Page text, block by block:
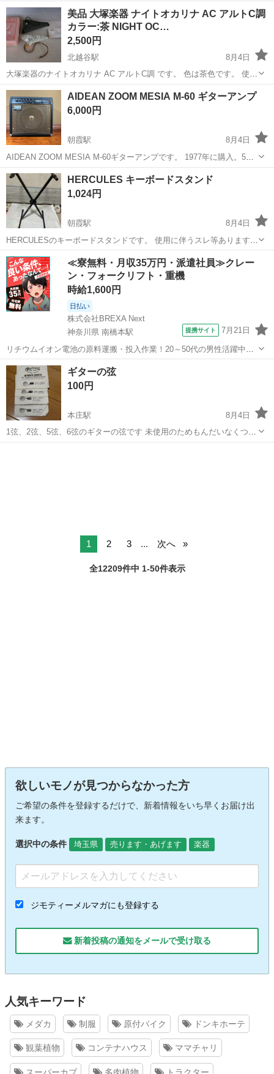
ただくとジモティー限定価格（掲載価格の10%OFF）でご購入が可能
です。 必ずご精算前にスタッフまでお伝えくださいませ。 ---------------
-...
埼玉 幸手市 アンプ サカイ
美品 大塚楽器 ナイトオカリナ AC アルトC調
カラー:茶 NIGHT OC…
2,500円
北越谷駅
8月4日
大塚楽器のナイトオカリナ AC アルトC調 です。 色は茶色です。 使用
感は無くキレイです。 箱、説明書、ケースが付属します。 ※画像を良
くご覧ください。 ※誠に勝手ながら、迅速にお取引が出来る方にお譲
りしたい...
埼玉 越谷市 北越谷駅 管楽器、笛、ハーモニカ
オカリナ
AIDEAN ZOOM MESIA M-60 ギターアンプ
6,000円
朝霞駅
8月4日
AIDEAN ZOOM MESIA M-60ギターアンプです。 1977年に購入。5年
ほど自宅にて使用。その後倉庫にて保管してました。 経年による錆や
汚れ等あります。 通電と簡単な音出しはできましたが、素人検品です
ので...
埼玉 朝霞市 アンプ ギターアンプ
HERCULES キーボードスタンド
1,024円
朝霞駅
8月4日
HERCULESのキーボードスタンドです。 使用に伴うスレ等あります。
高さは５段階に調節可能です。 それぞれの高さ(cm)-幅(cm)は以下で
す。 1:53-85 2:69-75 3:82-62 4:92-4...
埼玉 朝霞市 朝霞駅 鍵盤楽器、ピアノ キーボード
≪寮無料・月収35万円・派遣社員≫クレー
ン・フォークリフト・重機
時給1,600円
日払い
株式会社BREXA Next
神奈川県 南橋本駅
提携サイト 7月21日
リチウムイオン電池の原料運搬・投入作業！20～50代の男性活躍中★
ワンルーム寮完備！赴任旅費会社負担！年間休日130日★フォークリフ
ト免許お持ちの方、活躍中！就業先食堂利用可★《神奈川県相模原
市》 人気の工場のお仕事 ◇電...
神奈川 相模原市 南橋本駅
ギターの弦
100円
本庄駅
8月4日
1弦、2弦、5弦、6弦のギターの弦です 未使用のためもんだいなくつか
えるとおもいます
1 2 3 ... 次へ
全12209件中 1-50件表示
欲しいモノが見つからなかった方
ご希望の条件を登録するだけで、新着情報をいち早くお届け出
来ます。
選択中の条件 埼玉県 売ります・あげます 楽器
ジモティーメルマガにも登録する
新着投稿の通知をメールで受け取る
人気キーワード
メダカ 制服 原付バイク ドンキホーテ
観葉植物 コンテナハウス ママチャリ
スーパーカブ 多肉植物 トラクター